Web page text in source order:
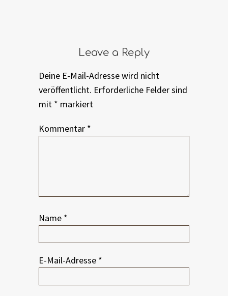
Leave a Reply
Deine E-Mail-Adresse wird nicht
veröffentlicht. Erforderliche Felder sind
mit * markiert
Kommentar *
Name *
E-Mail-Adresse *